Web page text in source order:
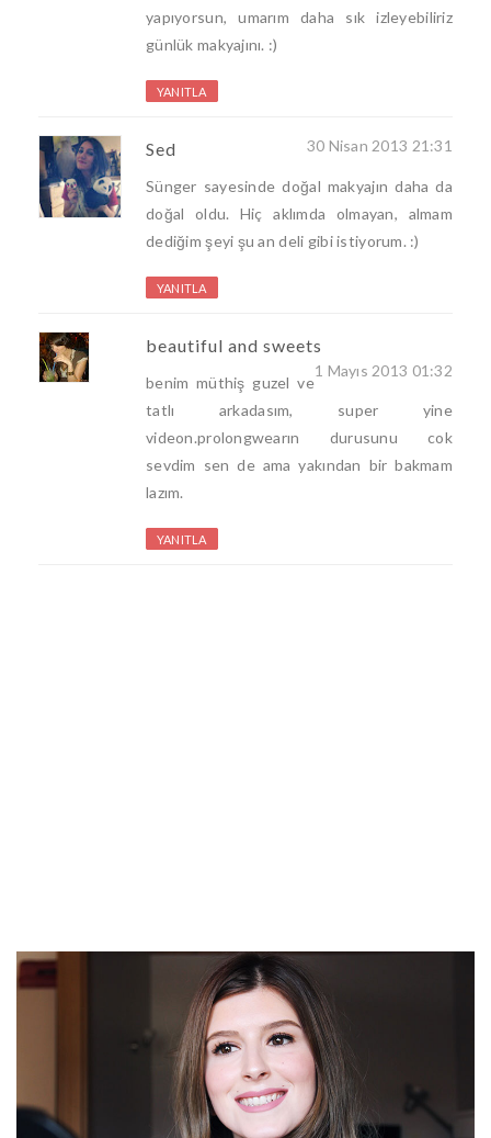
yapıyorsun, umarım daha sık izleyebiliriz
günlük makyajını. :)
YANITLA
Sed 30 Nisan 2013 21:31
Sünger sayesinde doğal makyajın daha da
doğal oldu. Hiç aklımda olmayan, almam
dediğim şeyi şu an deli gibi istiyorum. :)
YANITLA
beautiful and sweets
1 Mayıs 2013 01:32
benim müthiş guzel ve
tatlı arkadasım, super yine
videon.prolongwearın durusunu cok
sevdim sen de ama yakından bir bakmam
lazım.
YANITLA